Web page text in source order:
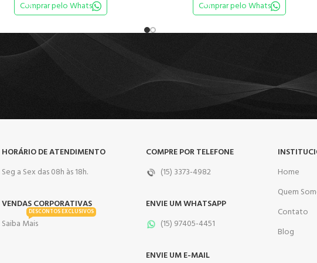
Comprar pelo Whats Comprar pelo Whats
HORÁRIO DE ATENDIMENTO
Seg a Sex das 08h às 18h.
VENDAS CORPORATIVAS
Saiba Mais
DESCONTOS EXCLUSIVOS
COMPRE POR TELEFONE
(15) 3373-4982
ENVIE UM WHATSAPP
(15) 97405-4451
ENVIE UM E-MAIL
Home
Quem
Contato
Blog